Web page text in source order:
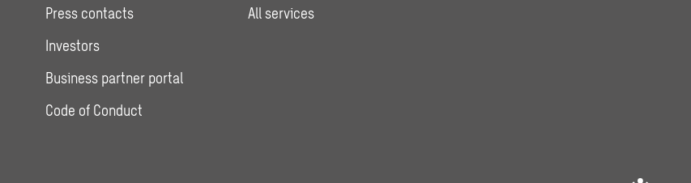
Press contacts
Investors
Business partner portal
Code of Conduct
All services